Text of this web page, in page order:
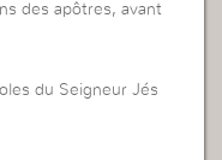
des apôtres, avant
du Seigneur Jés